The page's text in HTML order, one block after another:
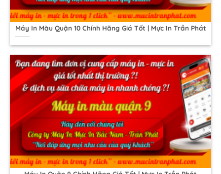
Máy In Màu Quận 10 Chính Hãng Giá Tốt | Mực In Trần Phát